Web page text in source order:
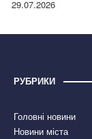
29.07.2026
РУБРИКИ
Головні новини
Новини міста